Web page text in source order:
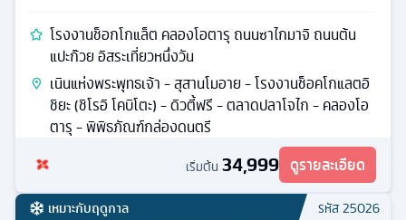
โรงงานช็อกโกแล็ต คลองโอตารุ ถนนซาไกมาจิ ถนนต้น
แปะก๊วย อิสระเที่ยวหนึ่งวัน
เนินแห่งพระพุทธเจ้า - สุสานโมอาย - โรงงานช็อคโกแลตอิ
ชิยะ (ชิโรอิ โคบิโตะ) - ดิวตี้ฟรี - ตลาดปลาโจไก - คลองโอ
ตารุ - พิพิธภัณฑ์กล่องดนตรี
เริ่มต้น 34,999 ดูรายละเอียด
เหมาะกับฤดูกาล รหัส25026